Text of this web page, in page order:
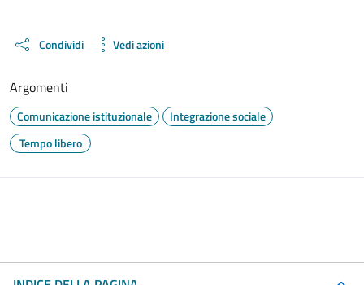
Condividi Vedi azioni
Argomenti
Comunicazione istituzionale
Integrazione sociale
Tempo libero